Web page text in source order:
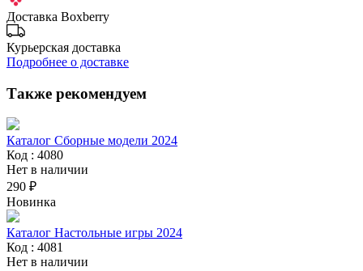
Доставка Boxberry
Курьерская доставка
Подробнее о доставке
Также рекомендуем
Каталог Сборные модели 2024
Код : 4080
Нет в наличии
290 ₽
Новинка
Каталог Настольные игры 2024
Код : 4081
Нет в наличии